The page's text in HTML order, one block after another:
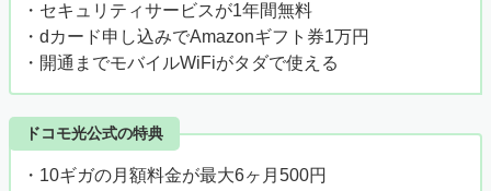
・セキュリティサービスが1年間無料
・dカード申し込みでAmazonギフト券1万円
・開通までモバイルWiFiがタダで使える
ドコモ光公式の特典
・10ギガの月額料金が最大6ヶ月500円